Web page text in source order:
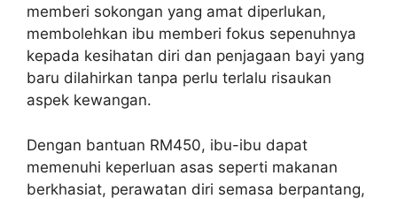
memberi sokongan yang amat diperlukan,
membolehkan ibu memberi fokus sepenuhnya
kepada kesihatan diri dan penjagaan bayi yang
baru dilahirkan tanpa perlu terlalu risaukan
aspek kewangan.
Dengan bantuan RM450, ibu-ibu dapat
memenuhi keperluan asas seperti makanan
berkhasiat, perawatan diri semasa berpantang,